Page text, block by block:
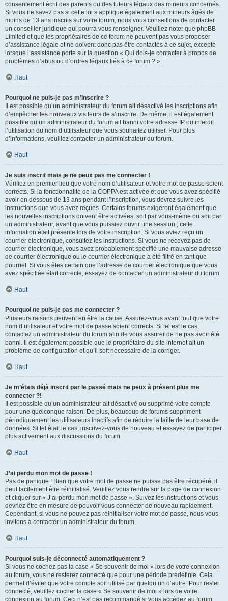
consentement écrit des parents ou des tuteurs légaux des mineurs concernés.
Si vous ne savez pas si cette loi s’applique également aux mineurs âgés de
moins de 13 ans inscrits sur votre forum, nous vous conseillons de contacter
un conseiller juridique qui pourra vous renseigner. Veuillez noter que phpBB
Limited et que les propriétaires de ce forum ne peuvent pas vous proposer
d’assistance légale et ne doivent donc pas être contactés à ce sujet, excepté
lorsque l’assistance porte sur la question « Qui dois-je contacter à propos de
problèmes d’abus ou d’ordres légaux liés à ce forum ? ».
Haut
Pourquoi ne puis-je pas m’inscrire ?
Il est possible qu’un administrateur du forum ait désactivé les inscriptions afin
d’empêcher les nouveaux visiteurs de s’inscrire. De même, il est également
possible qu’un administrateur du forum ait banni votre adresse IP ou interdit
l’utilisation du nom d’utilisateur que vous souhaitez utiliser. Pour plus
d’informations, veuillez contacter un administrateur du forum.
Haut
Je suis inscrit mais je ne peux pas me connecter !
Vérifiez en premier lieu que votre nom d’utilisateur et votre mot de passe soient
corrects. Si la fonctionnalité de la COPPA est activée et que vous avez spécifié
avoir en dessous de 13 ans pendant l’inscription, vous devrez suivre les
instructions que vous avez reçues. Certains forums exigeront également que
les nouvelles inscriptions doivent être activées, soit par vous-même ou soit par
un administrateur, avant que vous puissiez ouvrir une session ; cette
information était présente lors de votre inscription. Si vous aviez reçu un
courrier électronique, consultez les instructions. Si vous ne recevez pas de
courrier électronique, vous avez probablement spécifié une mauvaise adresse
de courrier électronique ou le courrier électronique a été filtré en tant que
pourriel. Si vous êtes certain que l’adresse de courrier électronique que vous
avez spécifiée était correcte, essayez de contacter un administrateur du forum.
Haut
Pourquoi ne puis-je pas me connecter ?
Plusieurs raisons peuvent en être la cause. Assurez-vous avant tout que votre
nom d’utilisateur et votre mot de passe soient corrects. Si tel est le cas,
contactez un administrateur du forum afin de vous assurer de ne pas avoir été
banni. Il est également possible que le propriétaire du site internet ait un
problème de configuration et qu’il soit nécessaire de la corriger.
Haut
Je m’étais déjà inscrit par le passé mais ne peux à présent plus me
connecter ?!
Il est possible qu’un administrateur ait désactivé ou supprimé votre compte
pour une quelconque raison. De plus, beaucoup de forums suppriment
périodiquement les utilisateurs inactifs afin de réduire la taille de leur base de
données. Si tel était le cas, inscrivez-vous de nouveau et essayez de participer
plus activement aux discussions du forum.
Haut
J’ai perdu mon mot de passe !
Pas de panique ! Bien que votre mot de passe ne puisse pas être récupéré, il
peut facilement être réinitialisé. Veuillez vous rendre sur la page de connexion
et cliquer sur « J’ai perdu mon mot de passe ». Suivez les instructions et vous
devriez être en mesure de pouvoir vous connecter de nouveau rapidement.
Cependant, si vous ne pouvez pas réinitialiser votre mot de passe, nous vous
invitons à contacter un administrateur du forum.
Haut
Pourquoi suis-je déconnecté automatiquement ?
Si vous ne cochez pas la case « Se souvenir de moi » lors de votre connexion
au forum, vous ne resterez connecté que pour une période prédéfinie. Cela
permet d’éviter que votre compte soit utilisé par quelqu’un d’autre. Pour rester
connecté, veuillez cocher la case « Se souvenir de moi » lors de votre
connexion au forum. Ceci n’est pas recommandé si vous accédez au forum